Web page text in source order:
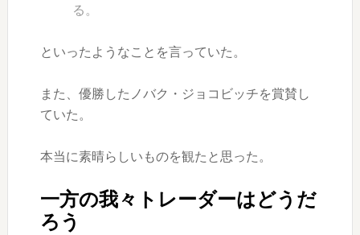
る。
といったようなことを言っていた。
また、優勝したノバク・ジョコビッチを賞賛し
ていた。
本当に素晴らしいものを観たと思った。
一方の我々トレーダーはどうだ
ろう